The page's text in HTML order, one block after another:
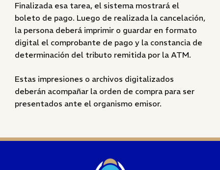
Finalizada esa tarea, el sistema mostrará el
boleto de pago. Luego de realizada la cancelación,
la persona deberá imprimir o guardar en formato
digital el comprobante de pago y la constancia de
determinación del tributo remitida por la ATM.
Estas impresiones o archivos digitalizados
deberán acompañar la orden de compra para ser
presentados ante el organismo emisor.